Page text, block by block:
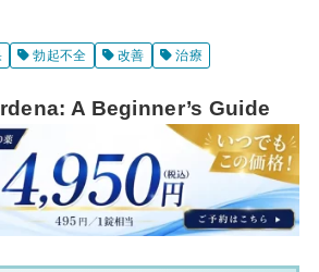
勃起不全 改善 治療
A Beginner’s Guide